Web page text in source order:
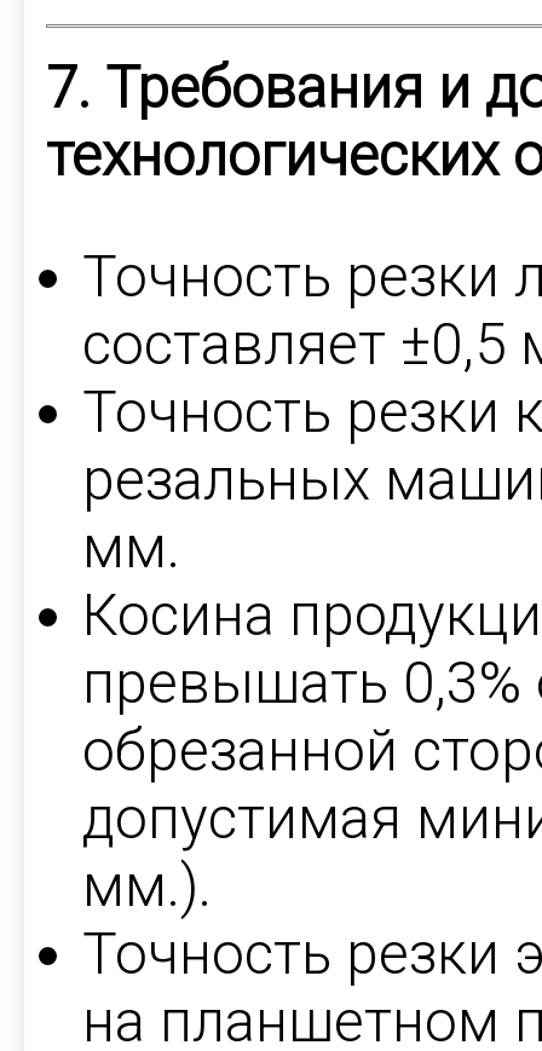
7. Требования и
технологических
Точность резки
составляет ±0,5
Точность резки
резальных
мм.
Косина
превышать
обрезанной
допустимая
мм.).
Точность резки
на планшетном